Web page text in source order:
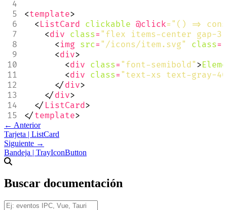
<template>
<ListCard clickable @click="() =>
<div class= "flex items-center gap-3"
<img src= "/icons/item.svg" class=
<div>
<div class= "font-semibold" >
<div class= "text-xs text-gray-
</ div>
</ div>
</ ListCard>
</ template>
← Anterior
Tarjeta | ListCard
Siguiente →
Bandeja | TrayIconButton
Buscar documentación